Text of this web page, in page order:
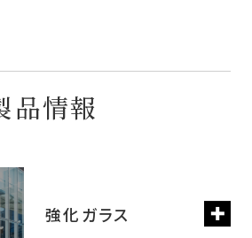
品情報
強化ガラス